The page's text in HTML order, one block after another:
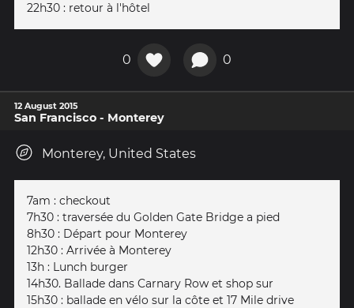
22h30 : retour à l'hôtel
0 0
12 August 2015
San Francisco - Monterey
Monterey, United States
7am : checkout
7h30 : traversée du Golden Gate Bridge a pied
8h30 : Départ pour Monterey
12h30 : Arrivée à Monterey
13h : Lunch burger
14h30. Ballade dans Carnary Row et shop sur
15h30 : ballade en vélo sur la côte et 17 Mile drive